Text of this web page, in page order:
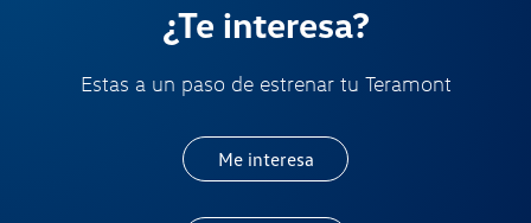
¿Te interesa?
Estas a un paso de estrenar tu Teramont
Me interesa